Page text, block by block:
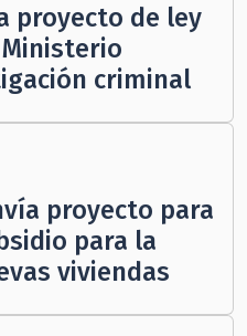
proyecto de ley
criminal
proyecto para
para la
viviendas